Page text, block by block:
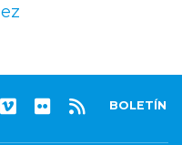
BOLETÍN